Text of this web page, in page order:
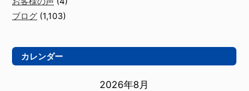
ブログ (1,103)
カレンダー
2026年8月